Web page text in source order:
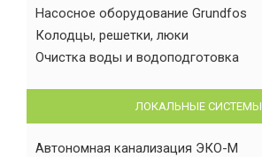
Насосное оборудование Grundfos
Колодцы, решетки, люки
Очистка воды и водоподготовка
ЛОКАЛЬНЫЕ СИСТЕМЫ
Автономная канализация ЭКО-М